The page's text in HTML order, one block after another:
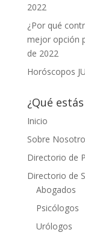
2022
¿Por qué
mejor opción
de 2022
Horóscopos
¿Qué
Inicio
Sobre
Directorio de
Directorio de
Abogados
Psicólogos
Urólogos